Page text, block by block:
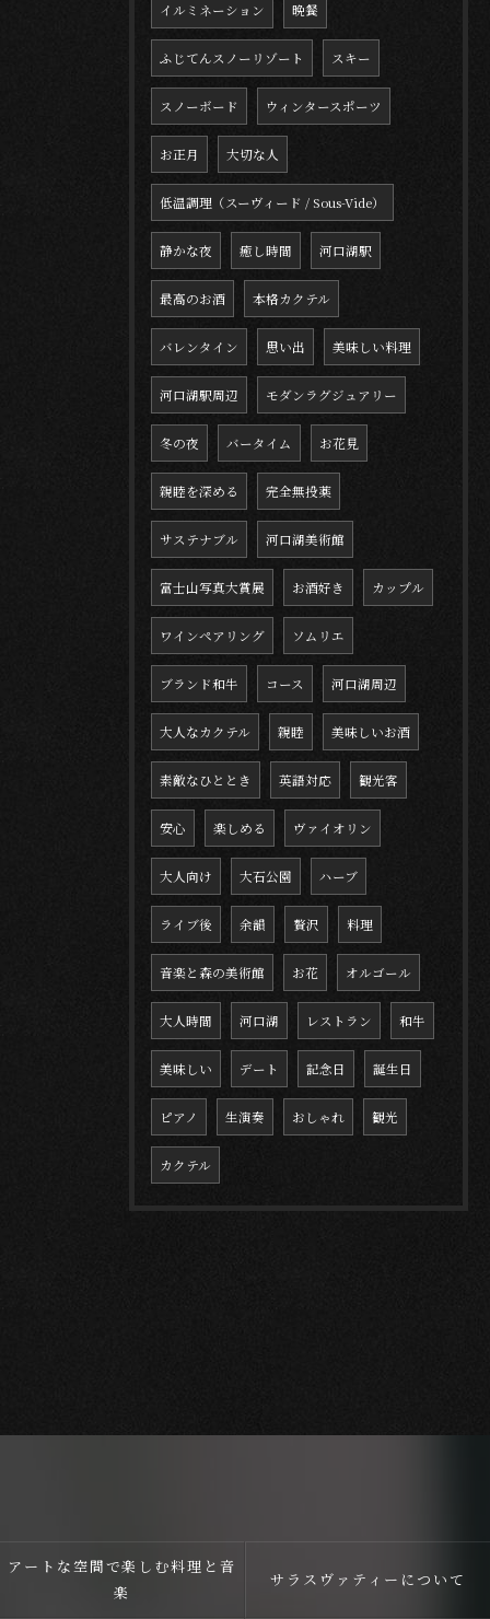
イルミネーション 晩餐
ふじてんスノーリゾート スキー
スノーボード ウィンタースポーツ
お正月 大切な人
低温調理（スーヴィード / Sous-Vide）
静かな夜 癒し時間 河口湖駅
最高のお酒 本格カクテル
バレンタイン 思い出 美味しい料理
河口湖駅周辺 モダンラグジュアリー
冬の夜 バータイム お花見
親睦を深める 完全無投薬
サステナブル 河口湖美術館
富士山写真大賞展 お酒好き カップル
ワインペアリング ソムリエ
ブランド和牛 コース 河口湖周辺
大人なカクテル 親睦 美味しいお酒
素敵なひととき 英語対応 観光客
安心 楽しめる ヴァイオリン
大人向け 大石公園 ハーブ
ライブ後 余韻 贅沢 料理
音楽と森の美術館 お花 オルゴール
大人時間 河口湖 レストラン 和牛
美味しい デート 記念日 誕生日
ピアノ 生演奏 おしゃれ 観光
カクテル
アートな空間で楽しむ料理と音
楽
サラスヴァティーについて